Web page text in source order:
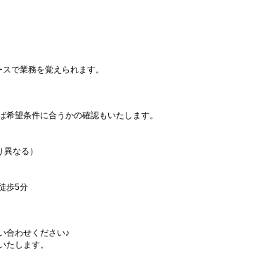
で業務を覚えられます。
望条件に合うかの確認もいたします。
なる）
歩5分
合わせください♪
たします。